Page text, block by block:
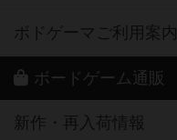
ボドゲーマご利用案内
ボードゲーム通販
新作・再入荷情報